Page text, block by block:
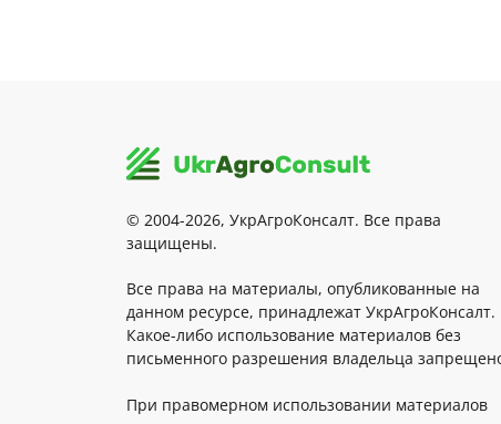
© 2004-2026, УкрАгроКонсалт. Все права
защищены.
Все права на материалы, опубликованные на
данном ресурсе, принадлежат УкрАгроКонсалт.
Какое-либо использование материалов без
письменного разрешения владельца
При правомерном использовании материалов